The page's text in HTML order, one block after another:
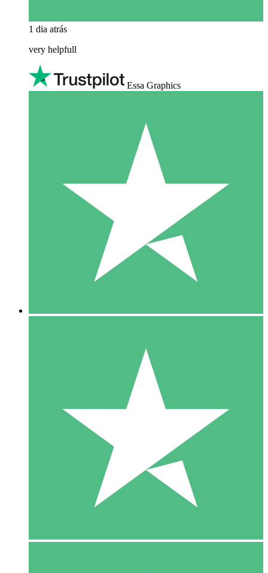
1 dia atrás
very helpfull
Essa Graphics